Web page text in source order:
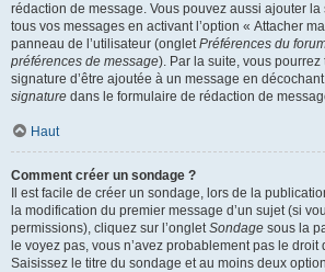
rédaction de message. Vous pouvez aussi ajouter
tous vos messages en activant l’option « Attacher
panneau de l’utilisateur (ongletPréférences du
préférences de message). Par la suite, vous
signature d’être ajoutée à un message en
signature dans le formulaire de rédaction de
Haut
Comment créer un sondage ?
Il est facile de créer un sondage, lors de la
la modification du premier message d’un sujet (si
permissions), cliquez sur l’ongletSondage sous la
le voyez pas, vous n’avez probablement pas le
Saisissez le titre du sondage et au moins deux